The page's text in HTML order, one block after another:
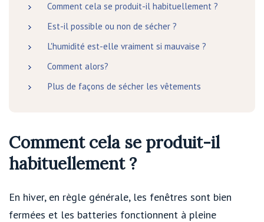
Comment cela se produit-il habituellement ?
Est-il possible ou non de sécher ?
L'humidité est-elle vraiment si mauvaise ?
Comment alors?
Plus de façons de sécher les vêtements
Comment cela se produit-il
habituellement ?
En hiver, en règle générale, les fenêtres sont bien
fermées et les batteries fonctionnent à pleine